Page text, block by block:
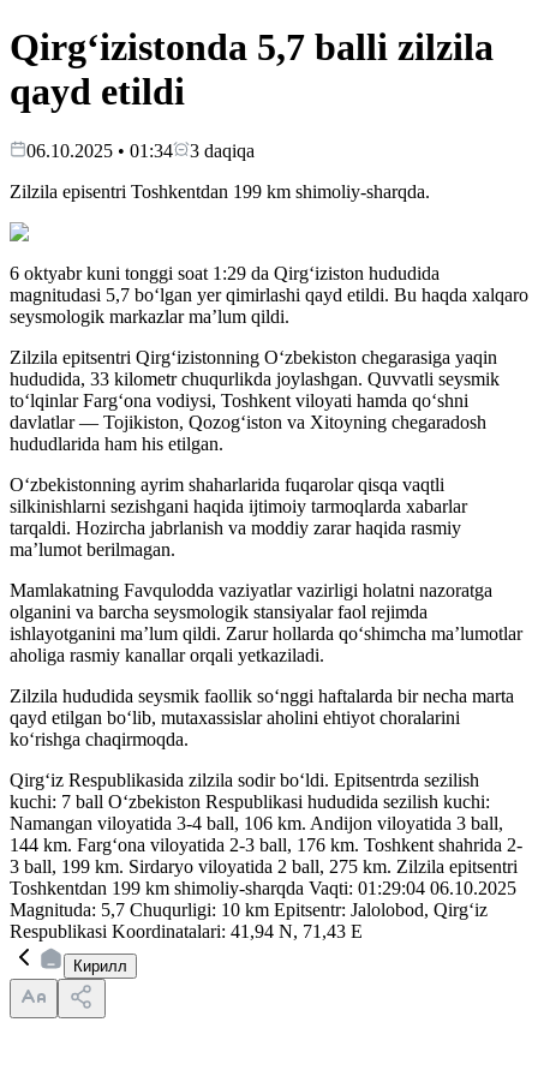
Qirg‘izistonda 5,7 balli zilzila
qayd etildi
06.10.2025 • 01:34 3 daqiqa
Zilzila episentri Toshkentdan 199 km shimoliy-sharqda.
6 oktyabr kuni tonggi soat 1:29 da Qirg‘iziston hududida
magnitudasi 5,7 bo‘lgan yer qimirlashi qayd etildi. Bu haqda xalqaro
seysmologik markazlar ma’lum qildi.
Zilzila epitsentri Qirg‘izistonning O‘zbekiston chegarasiga yaqin
hududida, 33 kilometr chuqurlikda joylashgan. Quvvatli seysmik
to‘lqinlar Farg‘ona vodiysi, Toshkent viloyati hamda qo‘shni
davlatlar — Tojikiston, Qozog‘iston va Xitoyning chegaradosh
hududlarida ham his etilgan.
O‘zbekistonning ayrim shaharlarida fuqarolar qisqa vaqtli
silkinishlarni sezishgani haqida ijtimoiy tarmoqlarda xabarlar
tarqaldi. Hozircha jabrlanish va moddiy zarar haqida rasmiy
ma’lumot berilmagan.
Mamlakatning Favqulodda vaziyatlar vazirligi holatni nazoratga
olganini va barcha seysmologik stansiyalar faol rejimda
ishlayotganini ma’lum qildi. Zarur hollarda qo‘shimcha ma’lumotlar
aholiga rasmiy kanallar orqali yetkaziladi.
Zilzila hududida seysmik faollik so‘nggi haftalarda bir necha marta
qayd etilgan bo‘lib, mutaxassislar aholini ehtiyot choralarini
ko‘rishga chaqirmoqda.
Qirg‘iz Respublikasida zilzila sodir bo‘ldi. Epitsentrda sezilish
kuchi: 7 ball O‘zbekiston Respublikasi hududida sezilish kuchi:
Namangan viloyatida 3-4 ball, 106 km. Andijon viloyatida 3 ball,
144 km. Farg‘ona viloyatida 2-3 ball, 176 km. Toshkent shahrida 2-
3 ball, 199 km. Sirdaryo viloyatida 2 ball, 275 km. Zilzila epitsentri
Toshkentdan 199 km shimoliy-sharqda Vaqti: 01:29:04 06.10.2025
Magnituda: 5,7 Chuqurligi: 10 km Epitsentr: Jalolobod, Qirg‘iz
Respublikasi Koordinatalari: 41,94 N, 71,43 E
Кирилл